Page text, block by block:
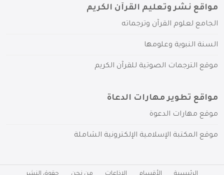
مواقع نشر وتعليم القرآن الكريم
الجامع لعلوم القرآن وترجماته
السنة النبوية وعلومها
موقع الترجمات الصوتية للقرآن الكريم
مواقع تطوير مهارات الدعاة
موقع مهارات الدعوة
موقع المكتبة الإسلامية الإلكترونية الشاملة